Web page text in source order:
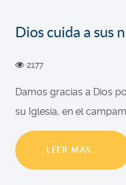
Dios cuida a sus
2177
Damos gracias a Dios
su Iglesia, en el
LEER MÁS...